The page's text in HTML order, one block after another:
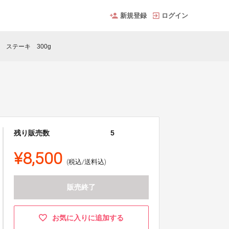
新規登録 ログイン
ステーキ 300g
残り販売数 5
¥8,500 (税込/送料込)
販売終了
お気に入りに追加する